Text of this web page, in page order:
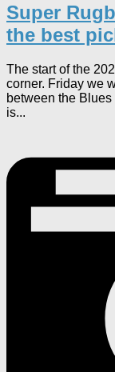
Super
the best
The start of the
corner. Friday we
between the
is...